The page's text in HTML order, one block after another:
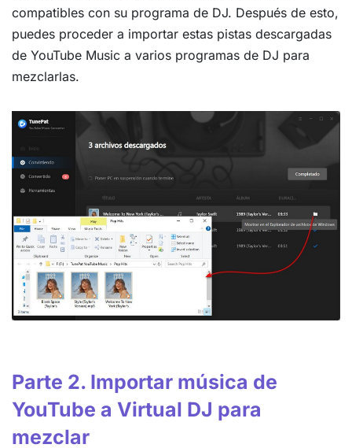
compatibles con su programa de DJ. Después de esto,
puedes proceder a importar estas pistas descargadas
de YouTube Music a varios programas de DJ para
mezclarlas.
Parte 2. Importar música de
YouTube a Virtual DJ para
mezclar